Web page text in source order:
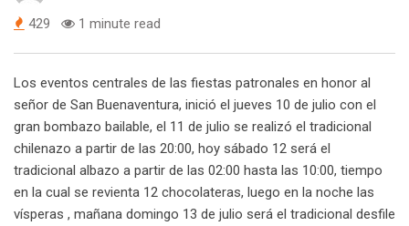
429 1 minute read
Los eventos centrales de las fiestas patronales en honor al
señor de San Buenaventura, inició el jueves 10 de julio con el
gran bombazo bailable, el 11 de julio se realizó el tradicional
chilenazo a partir de las 20:00, hoy sábado 12 será el
tradicional albazo a partir de las 02:00 hasta las 10:00, tiempo
en la cual se revienta 12 chocolateras, luego en la noche las
vísperas , mañana domingo 13 de julio será el tradicional desfile